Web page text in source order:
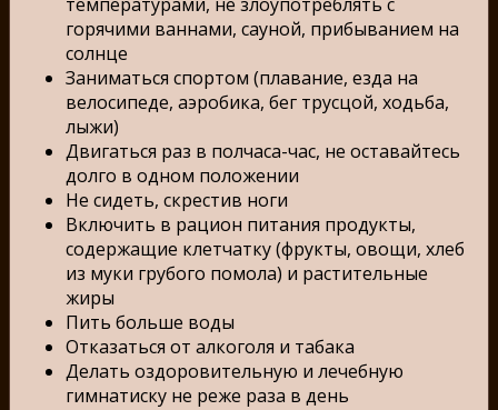
горячими ваннами, сауной, прибыванием на
солнце
Заниматься спортом (плавание, езда на
велосипеде, аэробика, бег трусцой, ходьба,
лыжи)
Двигаться раз в полчаса-час, не оставайтесь
долго в одном положении
Не сидеть, скрестив ноги
Включить в рацион питания продукты,
содержащие клетчатку (фрукты, овощи, хлеб
из муки грубого помола) и растительные
жиры
Пить больше воды
Отказаться от алкоголя и табака
Делать оздоровительную и лечебную
гимнатиску не реже раза в день